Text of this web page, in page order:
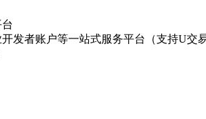
发者账户等一站式服务平台（支持U交